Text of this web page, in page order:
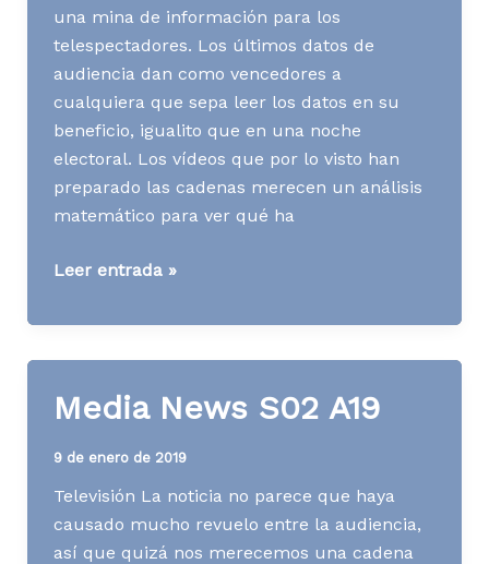
una mina de información para los
telespectadores. Los últimos datos de
audiencia dan como vencedores a
cualquiera que sepa leer los datos en su
beneficio, igualito que en una noche
electoral. Los vídeos que por lo visto han
preparado las cadenas merecen un análisis
matemático para ver qué ha
Media
S24
Leer entrada »
Media News S02 A19
9 de enero de 2019
Televisión La noticia no parece que haya
causado mucho revuelo entre la audiencia,
así que quizá nos merecemos una cadena